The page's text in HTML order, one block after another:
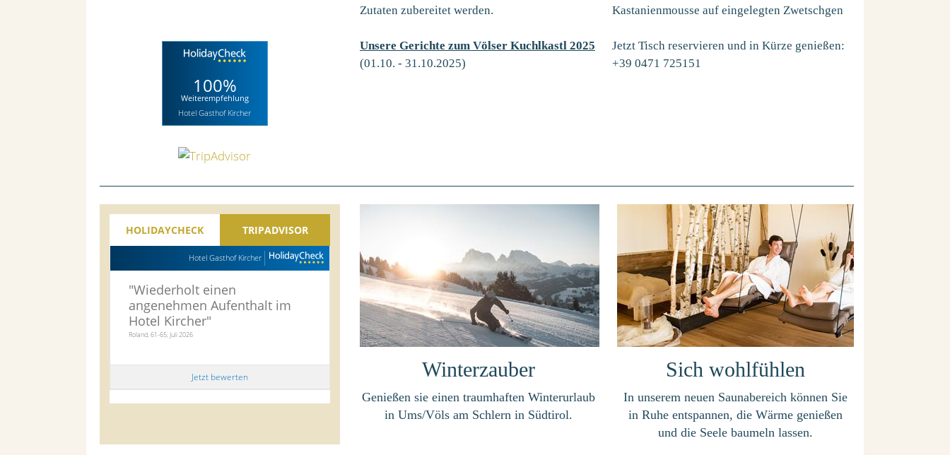
100%
Weiterempfehlung
Hotel Gasthof Kircher
Zutaten zubereitet werden.
Unsere Gerichte zum Völser Kuchlkastl 2025
(01.10. - 31.10.2025)
Kastanienmousse auf eingelegten Zwetschgen
Jetzt Tisch reservieren und in Kürze genießen:
+39 0471 725151
HOLIDAYCHECK TRIPADVISOR
Hotel Gasthof Kircher
"Wiederholt einen
angenehmen Aufenthalt im
Hotel Kircher"
Roland, 61-65, Juli 2026
Jetzt bewerten Winterzauber
Genießen sie einen traumhaften Winterurlaub
in Ums/Völs am Schlern in Südtirol.
Sich wohlfühlen
In unserem neuen Saunabereich können Sie
in Ruhe entspannen, die Wärme genießen
und die Seele baumeln lassen.